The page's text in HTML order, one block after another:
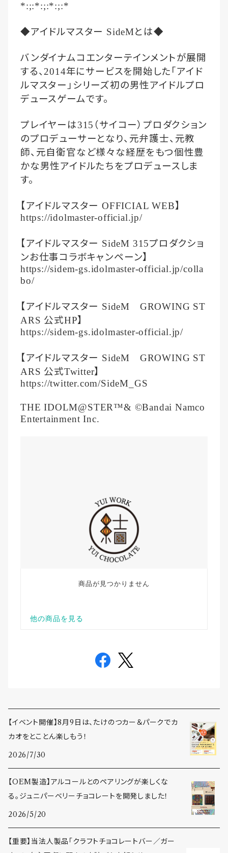
*:;:*:;:*:;:*
◆アイドルマスター SideMとは◆
バンダイナムコエンターテインメントが展開
する、2014年にサービスを開始した「アイド
ルマスター」シリーズ初の男性アイドルプロ
デュースゲームです。
プレイヤーは315 （サイコー）プロダクション
のプロデューサーとなり、元弁護士、元教
師、元自衛官など様々な経歴をもつ個性豊
かな男性アイドルたちをプロデュースしま
す。
【アイドルマスター OFFICIAL WEB】
https://idolmaster-official.jp/
【アイドルマスター SideM 315プロダクショ
ンお仕事コラボキャンペーン】
https://sidem-gs.idolmaster-official.jp/colla
bo/
【アイドルマスター SideM
GROWING ST
ARS 公式HP】
https://sidem-gs.idolmaster-official.jp/
【アイドルマスター SideM
GROWING ST
ARS 公式Twitter】
https://twitter.com/SideM_GS
THE IDOLM@STER™& ©Bandai Namco
Entertainment Inc.
【イベント開催】8月9日は、たけのつカー＆パークでカ
カオをとことん楽しもう！
2026/7/30
【OEM製造】アルコールとのペアリングが楽しくな
る。ジュニパーベリーチョコレートを開発しました！
2026/5/20
【重要】当法人製品「クラフトチョコレートバー／ガー